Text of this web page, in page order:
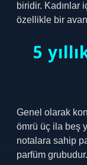
biridir. Kadınlar
özellikle bir
5
Genel olarak
ömrü üç ila beş
notalara sahip
parfüm